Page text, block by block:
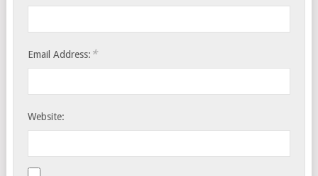
Email Address: *
Website: